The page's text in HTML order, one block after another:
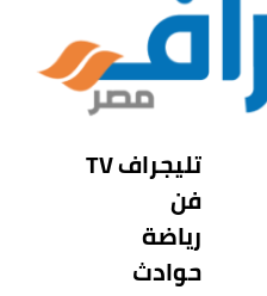
تليجراف TV
فن
رياضة
حوادث